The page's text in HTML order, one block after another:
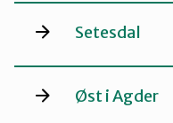
Setesdal
Øst i Agder